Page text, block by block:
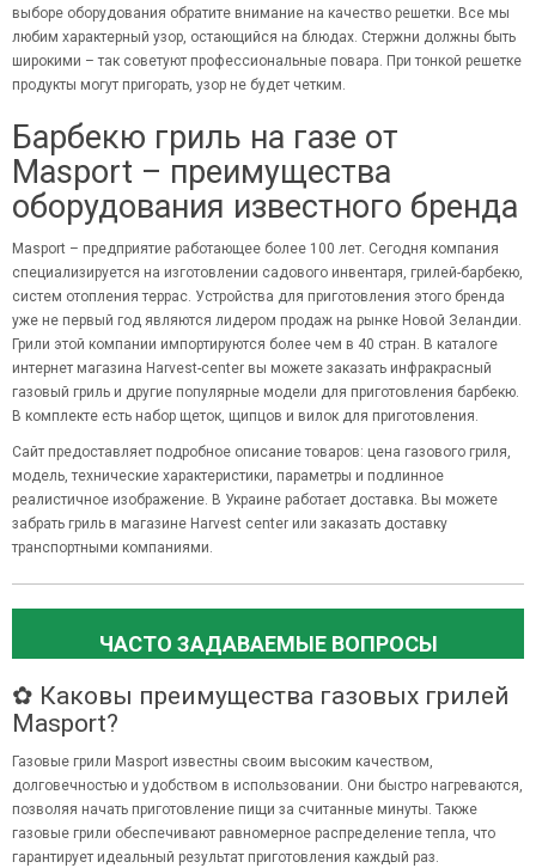
выборе оборудования обратите внимание на качество решетки. Все мы
любим характерный узор, остающийся на блюдах. Стержни должны быть
широкими – так советуют профессиональные повара. При тонкой решетке
продукты могут пригорать, узор не будет четким.
Барбекю гриль на газе от
Masport – преимущества
оборудования известного бренда
Masport – предприятие работающее более 100 лет. Сегодня компания
специализируется на изготовлении садового инвентаря, грилей-барбекю,
систем отопления террас. Устройства для приготовления этого бренда
уже не первый год являются лидером продаж на рынке Новой Зеландии.
Грили этой компании импортируются более чем в 40 стран. В каталоге
интернет магазина Harvest-center вы можете заказать инфракрасный
газовый гриль и другие популярные модели для приготовления барбекю.
В комплекте есть набор щеток, щипцов и вилок для приготовления.
Сайт предоставляет подробное описание товаров: цена газового гриля,
модель, технические характеристики, параметры и подлинное
реалистичное изображение. В Украине работает доставка. Вы можете
забрать гриль в магазине Harvest center или заказать доставку
транспортными компаниями.
ЧАСТО ЗАДАВАЕМЫЕ ВОПРОСЫ
✿ Каковы преимущества газовых грилей
Masport?
Газовые грили Masport известны своим высоким качеством,
долговечностью и удобством в использовании. Они быстро нагреваются,
позволяя начать приготовление пищи за считанные минуты. Также
газовые грили обеспечивают равномерное распределение тепла, что
гарантирует идеальный результат приготовления каждый раз.